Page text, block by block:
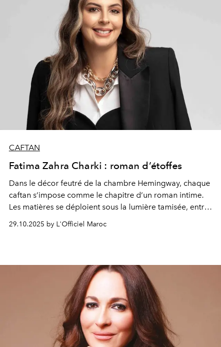
ancestral par une élégance avant-gardiste.
CAFTAN
Fatima Zahra Charki : roman d’étoffes
Dans le décor feutré de la chambre Hemingway, chaque
caftan s’impose comme le chapitre d’un roman intime.
Les matières se déploient sous la lumière tamisée, entre
velours dévoré, mousseline lamée et leurs jeux de
transparence, travaillés par le savoir-faire des maâlem.
mystérieuses et intemporelles, capturées dans un instant
29.10.2025 by L'Officiel Maroc